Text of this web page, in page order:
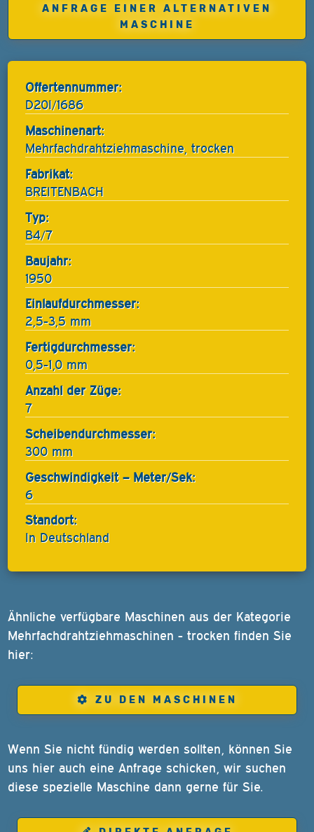
ANFRAGE EINER ALTERNATIVEN
MASCHINE
Offertennummer:
D20I/1686
Maschinenart:
Mehrfachdrahtziehmaschine, trocken
Fabrikat:
BREITENBACH
Typ:
B4/7
Baujahr:
1950
Einlaufdurchmesser:
2,5-3,5 mm
Fertigdurchmesser:
0,5-1,0 mm
Anzahl der Züge:
7
Scheibendurchmesser:
300 mm
Geschwindigkeit – Meter/Sek:
6
Standort:
In Deutschland
Ähnliche verfügbare Maschinen aus der Kategorie
Mehrfachdrahtziehmaschinen - trocken finden Sie
hier:
ZU DEN MASCHINEN
Wenn Sie nicht fündig werden sollten, können Sie
uns hier auch eine Anfrage schicken, wir suchen
diese spezielle Maschine dann gerne für Sie.